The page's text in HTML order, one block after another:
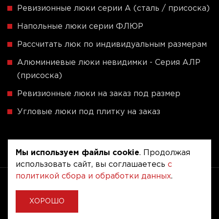
Ревизионные люки серии A (сталь / присоска)
Напольные люки серии ФЛЮР
Рассчитать люк по индивидуальным размерам
Алюминиевые люки невидимки - Серия АЛР
(присоска)
Ревизионные люки на заказ под размер
Угловые люки под плитку на заказ
Copyright © 2020 - 2026. Люкер, ревизионные
сантехнические люки.
Разработка и продвижение -
Мы используем файлы cookie. Продолжая
использовать сайт, вы соглашаетесь с
политикой сбора и обработки данных.
ХОРОШО